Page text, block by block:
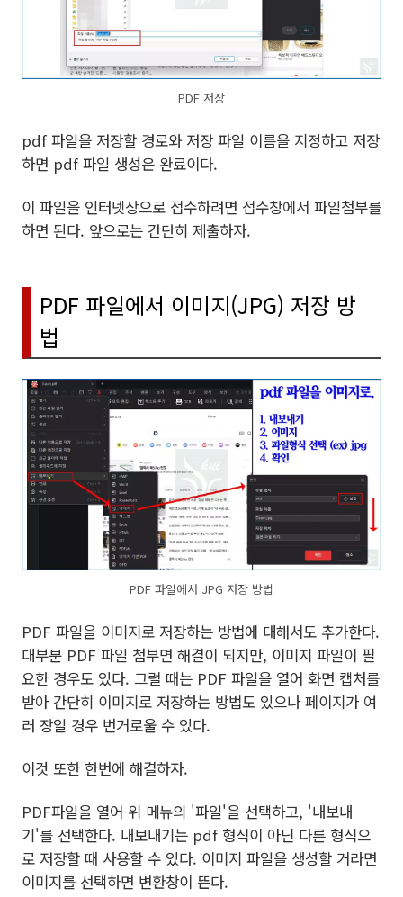
PDF 저장
pdf 파일을 저장할 경로와 저장 파일 이름을 지정하고 저장
하면 pdf 파일 생성은 완료이다.
이 파일을 인터넷상으로 접수하려면 접수창에서 파일첨부를
하면 된다. 앞으로는 간단히 제출하자.
PDF 파일에서 이미지(JPG) 저장 방
법
PDF 파일에서 JPG 저장 방법
PDF 파일을 이미지로 저장하는 방법에 대해서도 추가한다.
대부분 PDF 파일 첨부면 해결이 되지만, 이미지 파일이 필
요한 경우도 있다. 그럴 때는 PDF 파일을 열어 화면 캡처를
받아 간단히 이미지로 저장하는 방법도 있으나 페이지가 여
러 장일 경우 번거로울 수 있다.
이것 또한 한번에 해결하자.
PDF파일을 열어 위 메뉴의 '파일'을 선택하고, '내보내
기'를 선택한다. 내보내기는 pdf 형식이 아닌 다른 형식으
로 저장할 때 사용할 수 있다. 이미지 파일을 생성할 거라면
이미지를 선택하면 변환창이 뜬다.